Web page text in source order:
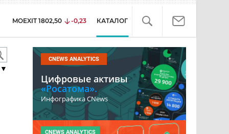
MOEXIT 1802,50 -0,23 КАТАЛОГ
CNEWS ANALYTICS
Цифровые активы
«Росатома».
Инфографика CNews
CNEWS ANALYTICS